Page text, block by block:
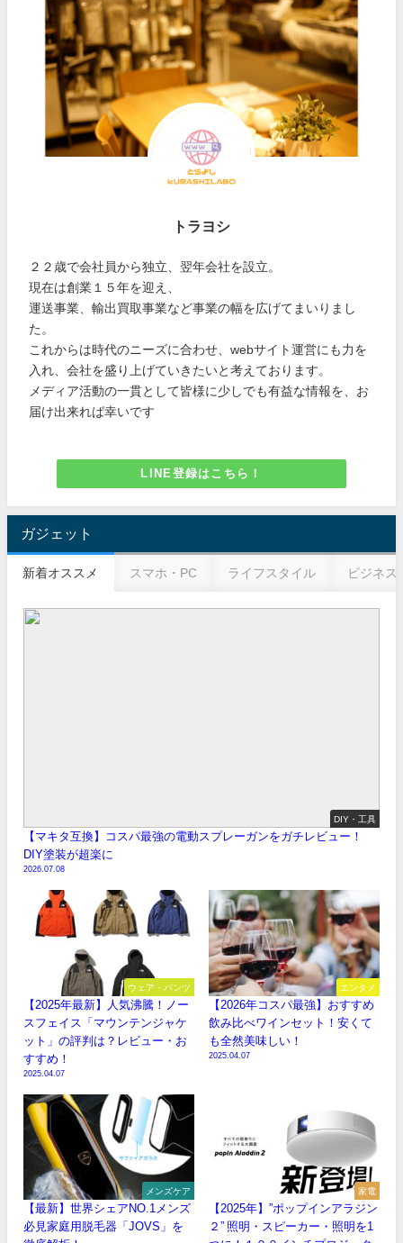
トラヨシ
２２歳で会社員から独立、翌年会社を設立。
現在は創業１５年を迎え、
運送事業、輸出買取事業など事業の幅を広げてまいりまし
た。
これからは時代のニーズに合わせ、webサイト運営にも力を
入れ、会社を盛り上げていきたいと考えております。
メディア活動の一貫として皆様に少しでも有益な情報を、お
届け出来れば幸いです
LINE登録はこちら！
ガジェット
新着オススメ スマホ・PC ライフスタイル ビジネス
DIY・工具
【マキタ互換】コスパ最強の電動スプレーガンをガチレビュー！
DIY塗装が超楽に
2026.07.08
ウェア・パンツ
【2025年最新】人気沸騰！ノー
スフェイス「マウンテンジャケ
ット」の評判は？レビュー・お
すすめ！
2025.04.07
エンタメ
【2026年コスパ最強】おすすめ
飲み比べワインセット！安くて
も全然美味しい！
2025.04.07
メンズケア
【最新】世界シェアNO.1メンズ
必見家庭用脱毛器「JOVS」を
家電
【2025年】”ポップインアラジン
２” 照明・スピーカー・照明を1